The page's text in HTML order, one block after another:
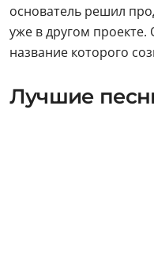
основатель решил
уже в другом проекте.
название которого
Лучшие